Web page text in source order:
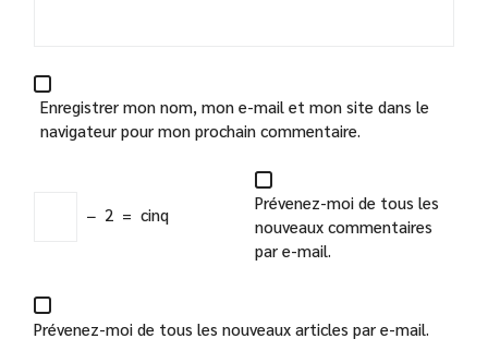
Enregistrer mon nom, mon e-mail et mon site dans le
navigateur pour mon prochain commentaire.
− 2 = cinq
Prévenez-moi de tous les
nouveaux commentaires
par e-mail.
Prévenez-moi de tous les nouveaux articles par e-mail.